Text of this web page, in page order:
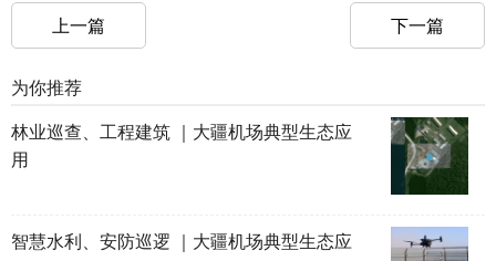
上一篇 下一篇
为你推荐
林业巡查、工程建筑 ｜大疆机场典型生态应
用
智慧水利、安防巡逻 ｜大疆机场典型生态应